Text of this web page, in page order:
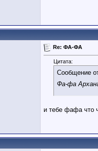
Re: ФА-ФА
Цитата:
Сообщение
Фа-фа
и тебе фафа что